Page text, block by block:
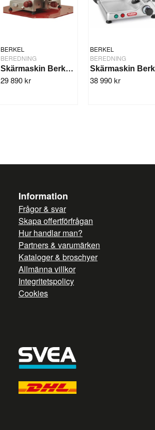
BERKEL
BEREDNING
Skärmaskin Berkel 300SM
29 890 kr
BERKEL
BEREDNING
38 990 kr
Information
Frågor & svar
Skapa offertförfrågan
Hur handlar man?
Partners & varumärken
Kataloger & broschyer
Allmänna villkor
Integritetspolicy
Cookies